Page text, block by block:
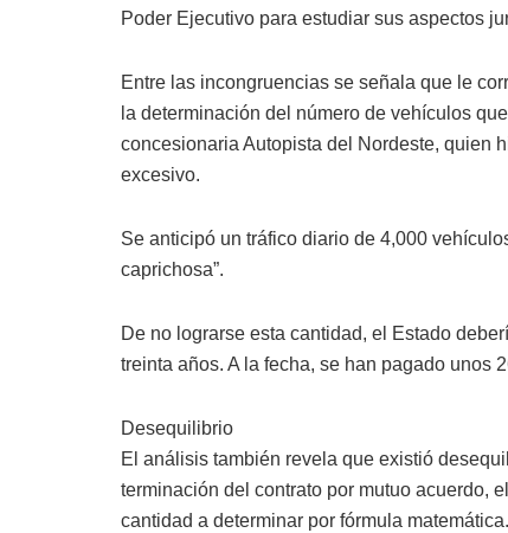
Poder Ejecutivo para estudiar sus aspectos
Entre las incongruencias se señala que le
la determinación del número de vehículos
concesionaria Autopista del Nordeste, quien
excesivo.
Se anticipó un tráfico diario de 4,000
caprichosa”.
De no lograrse esta cantidad, el Estado
treinta años. A la fecha, se han pagado unos
Desequilibrio
El análisis también revela que existió
terminación del contrato por mutuo acuerdo,
cantidad a determinar por fórmula matemática.